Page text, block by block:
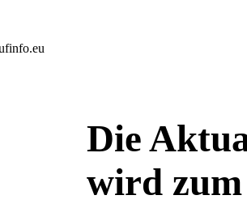
Die
wird zum